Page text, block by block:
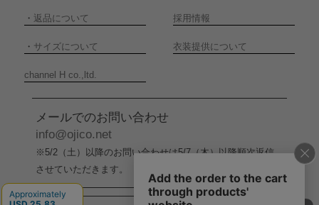
・ 返品について 採用情報
・ サイズについて 衣装提供について
channel H co.,ltd.
メールでのお問い合わせ
info@ojico.net
※5/2（土）以降のお問い合わせは5/7（木）以降順次返信
させていただきます。